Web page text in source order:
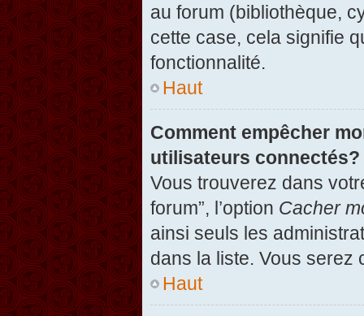
au forum (bibliothèque,
cette case, cela signifie
fonctionnalité.
Haut
Comment empêcher
utilisateurs connectés?
Vous trouverez dans
forum”, l’option Cacher
ainsi seuls les
dans la liste. Vous serez
Haut